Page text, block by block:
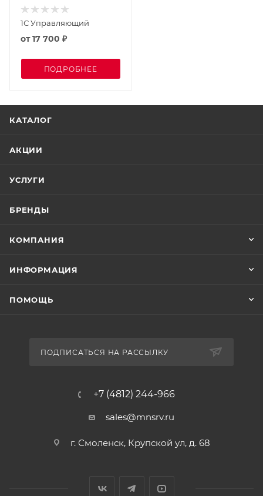
1С Управляющий
от17 700 ₽
ПОДРОБНЕЕ
КАТАЛОГ
АКЦИИ
УСЛУГИ
БРЕНДЫ
КОМПАНИЯ
ИНФОРМАЦИЯ
ПОМОЩЬ
ПОДПИСАТЬСЯ НА РАССЫЛКУ
+7 (4812) 244-966
sales@mnsrv.ru
г. Смоленск, Крупской ул, д. 68